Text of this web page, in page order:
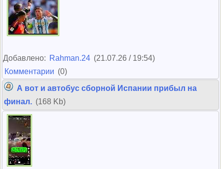
Добавлено: Rahman.24 (21.07.26 / 19:54)
Комментарии (0)
А вот и автобус сборной Испании прибыл на
финал. (168 Kb)